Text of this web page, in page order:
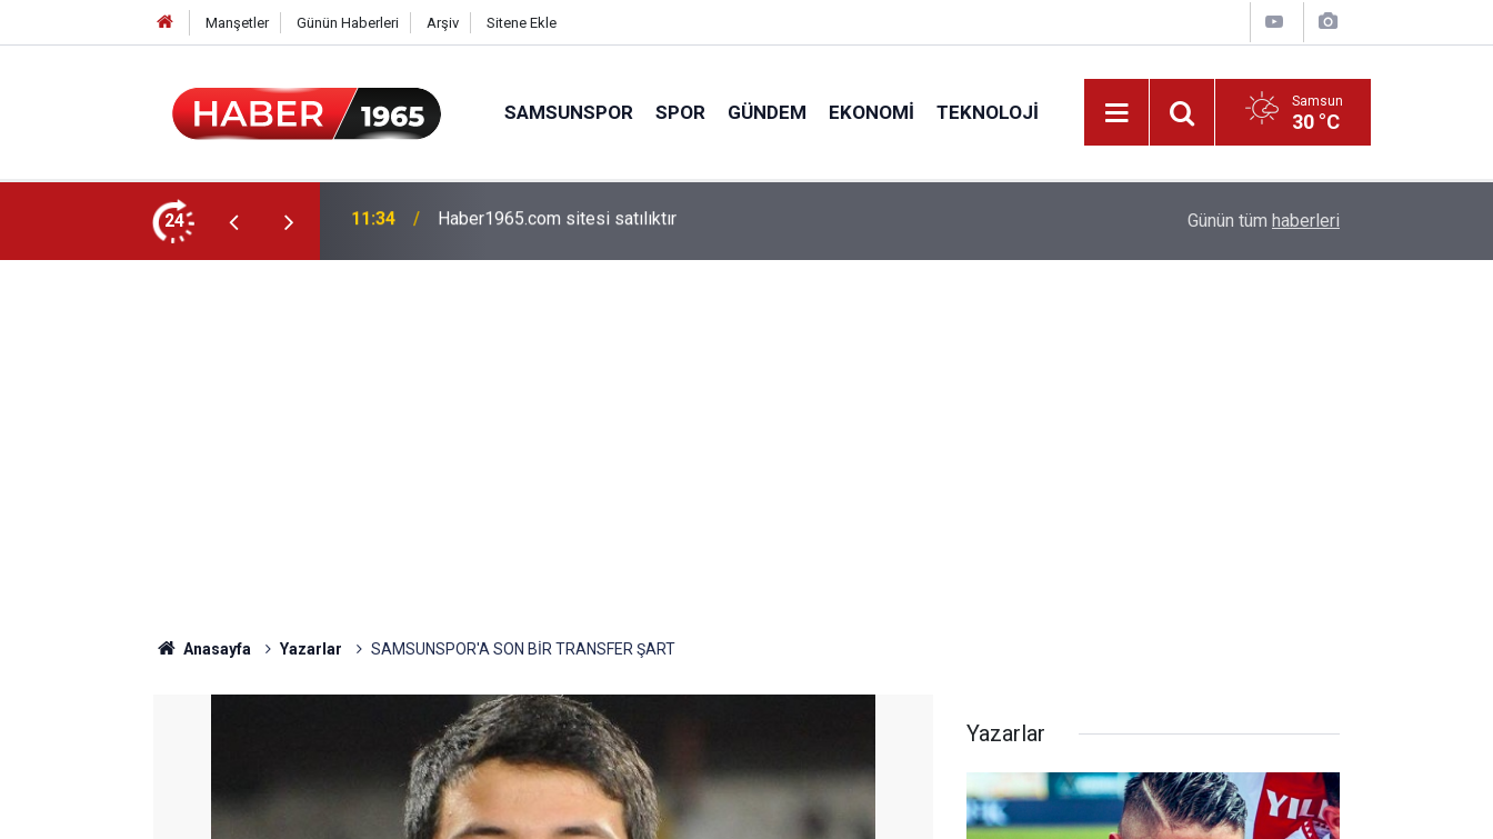
Manşetler Günün Haberleri Arşiv Sitene Ekle
SAMSUNSPOR SPOR GÜNDEM EKONOMI TEKNOLOJI Samsun
30 °C
24 15:52 Milyonlarca emekliyi ilgilendiriyor: Zamlı maaşlar hesaplarda Fahiş fiyatlar nedeniyle işletmelere 101 milyon
Günün tüm haberleri
Anasayfa Yazarlar SAMSUNSPOR'A SON BİR TRANSFER ŞART
Yazarlar